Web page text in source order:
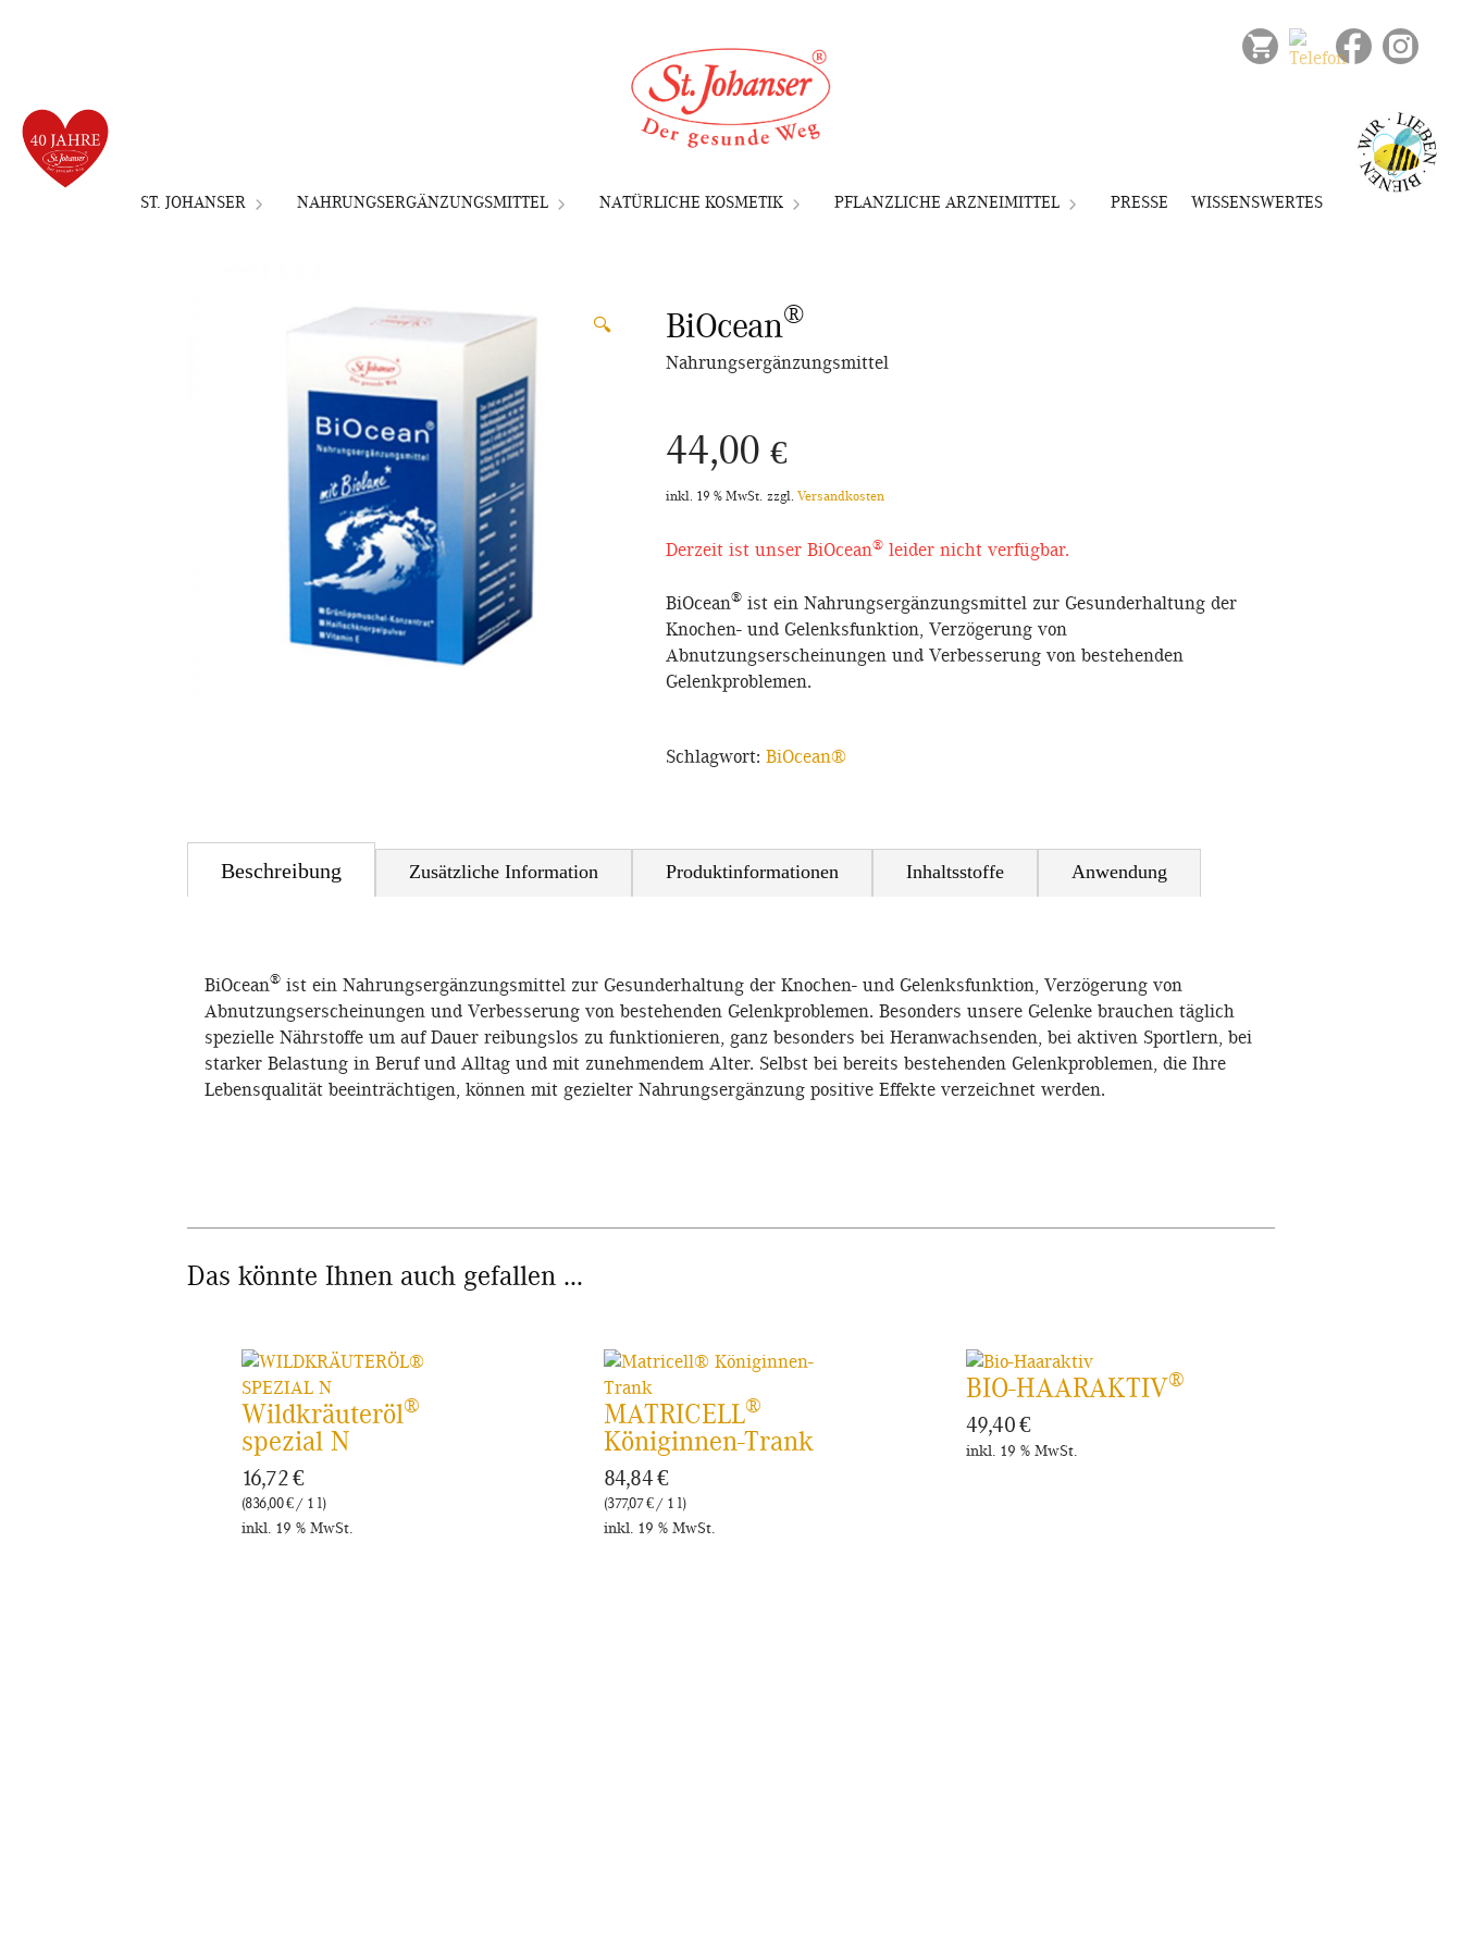
ST. JOHANSER NAHRUNGSERGÄNZUNGSMITTEL NATÜRLICHE KOSMETIK PFLANZLICHE ARZNEIMITTEL PRESSE WISSENSWERTES
🔍 BiOcean®
Nahrungsergänzungsmittel
44,00€
inkl. 19 % MwSt. zzgl. Versandkosten
Derzeit ist unser BiOcean® leider nicht verfügbar.
BiOcean® ist ein Nahrungsergänzungsmittel zur Gesunderhaltung der
Knochen- und Gelenksfunktion, Verzögerung von
Abnutzungserscheinungen und Verbesserung von bestehenden
Gelenkproblemen.
Schlagwort: BiOcean®
Beschreibung Zusätzliche Information Produktinformationen Inhaltsstoffe Anwendung
BiOcean® ist ein Nahrungsergänzungsmittel zur Gesunderhaltung der Knochen- und Gelenksfunktion, Verzögerung von
Abnutzungserscheinungen und Verbesserung von bestehenden Gelenkproblemen. Besonders unsere Gelenke brauchen täglich
spezielle Nährstoffe um auf Dauer reibungslos zu funktionieren, ganz besonders bei Heranwachsenden, bei aktiven Sportlern, bei
starker Belastung in Beruf und Alltag und mit zunehmendem Alter. Selbst bei bereits bestehenden Gelenkproblemen, die Ihre
Lebensqualität beeinträchtigen, können mit gezielter Nahrungsergänzung positive Effekte verzeichnet werden.
Das könnte Ihnen auch gefallen …
Wildkräuteröl®
spezial N
16,72€
(836,00 € / 1 l)
inkl. 19 % MwSt.
MATRICELL®
Königinnen-Trank
84,84€
(377,07 € / 1 l)
inkl. 19 % MwSt.
BIO-HAARAKTIV®
49,40€
inkl. 19 % MwSt.